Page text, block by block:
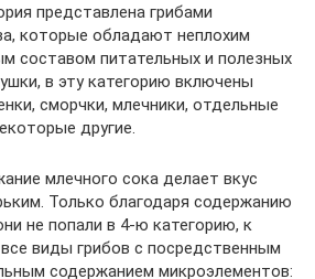
представлена грибами
которые обладают неплохим
составом питательных и полезных
в эту категорию включены
сморчки, млечники, отдельные
другие.
млечного сока делает вкус
Только благодаря содержанию
не попали в 4-ю категорию, к
виды грибов с посредственным
содержанием микроэлементов: